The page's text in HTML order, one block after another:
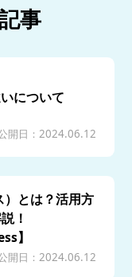
事
について
開日：2024.06.12
とは？活用方
！
】
開日：2024.06.12